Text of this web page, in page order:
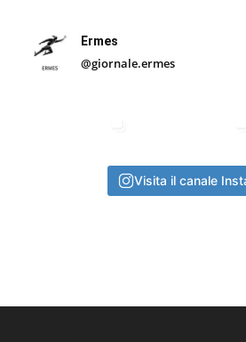
Ermes
@giornale.ermes
Visita il canale